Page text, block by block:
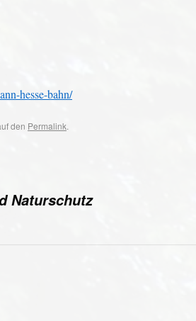
hesse-bahn/
den Permalink.
Naturschutz